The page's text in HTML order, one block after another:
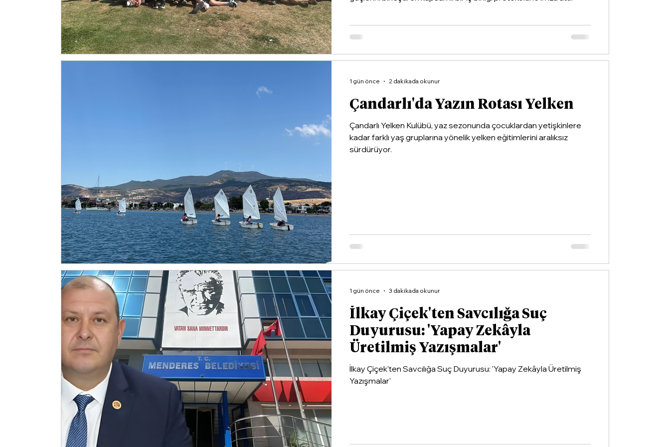
Çandarlı'da Yazın Rotası Yelken
Çandarlı Yelken Kulübü, yaz sezonunda çocuklardan yetişkinlere
kadar farklı yaş gruplarına yönelik yelken eğitimlerini aralıksız
sürdürüyor.
1 gün önce 2 dakikada okunur
İlkay Çiçek'ten Savcılığa Suç
Duyurusu: 'Yapay Zekâyla
Üretilmiş Yazışmalar'
İlkay Çiçek'ten Savcılığa Suç Duyurusu: 'Yapay Zekâyla Üretilmiş
Yazışmalar'
1 gün önce 3 dakikada okunur